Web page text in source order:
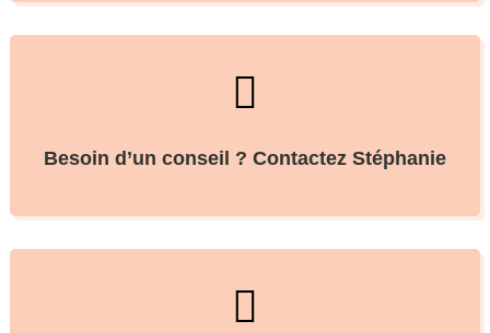

Besoin d’un conseil ? Contactez Stéphanie
